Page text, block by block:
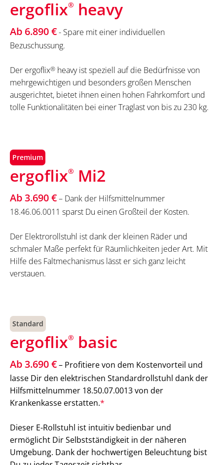
ergoflix® heavy
Ab 6.890 €- Spare mit einer individuellen
Bezuschussung.
Der ergoflix® heavy ist speziell auf die Bedürfnisse von
mehrgewichtigen und besonders großen Menschen
ausgerichtet, bietet ihnen einen hohen Fahrkomfort und
tolle Funktionalitäten bei einer Traglast von bis zu 230 kg.
Premium
ergoflix® Mi2
Ab 3.690 €– Dank der Hilfsmittelnummer
18.46.06.0011 sparst Du einen Großteil der Kosten.
Der Elektrorollstuhl ist dank der kleinen Räder und
schmaler Maße perfekt für Räumlichkeiten jeder Art. Mit
Hilfe des Faltmechanismus lässt er sich ganz leicht
verstauen.
Standard
ergoflix® basic
Ab 3.690 €– Profitiere von dem Kostenvorteil und
lasse Dir den elektrischen Standardrollstuhl dank der
Hilfsmittelnummer 18.50.07.0013 von der
Krankenkasse erstatten.*
Dieser E-Rollstuhl ist intuitiv bedienbar und
ermöglicht Dir Selbstständigkeit in der näheren
Umgebung. Dank der hochwertigen Beleuchtung bist